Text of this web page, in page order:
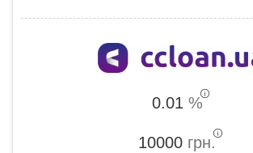
0.01%
10000 грн.